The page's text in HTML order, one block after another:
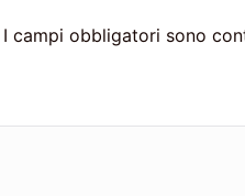
I campi obbligatori sono